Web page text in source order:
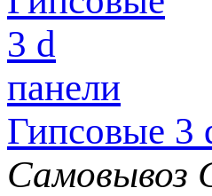
Гипсовые 3
Самовывоз